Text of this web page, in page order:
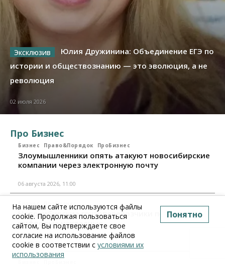
Юлия Дружинина: Объединение ЕГЭ по
истории и обществознанию — это эволюция, а не
революция
02 июля 2026
Про Бизнес
Бизнес Право&Порядок ПроБизнес
Злоумышленники опять атакуют новосибирские
компании через электронную почту
06 августа 2026, 11:00
ПроБизнес
Новосибирские грузоперевозчики переходят на
цифровые накладные
28 июля 2026, 11:00
На нашем сайте используются файлы
cookie. Продолжая пользоваться
сайтом, Вы подтверждаете свое
согласие на использование файлов
cookie в соответствии с условиями их
использования
Понятно